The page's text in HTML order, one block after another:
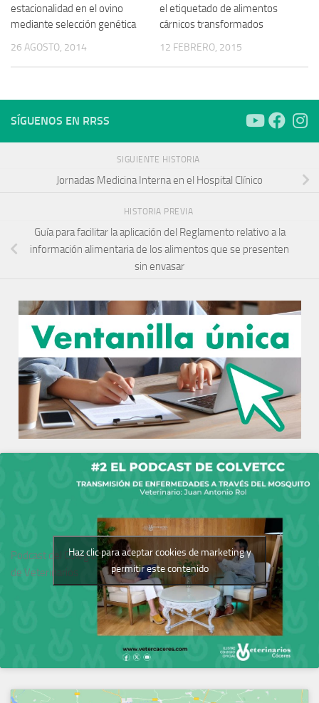
estacionalidad en el ovino
mediante selección genética
26 AGOSTO, 2014
el etiquetado de alimentos
cárnicos transformados
12 FEBRERO, 2015
SÍGUENOS EN RRSS
SIGUIENTE HISTORIA
Jornadas Medicina Interna en el Hospital Clínico
HISTORIA PREVIA
Guía para facilitar la aplicación del Reglamento relativo a la
información alimentaria de los alimentos que se presenten
sin envasar
Podcast del Colegio
de Veterinarios
Haz clic para aceptar cookies de marketing y
permitir este contenido